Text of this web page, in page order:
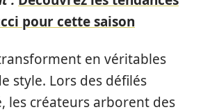
pour cette saison
en véritables
style. Lors des défilés
les créateurs arborent des